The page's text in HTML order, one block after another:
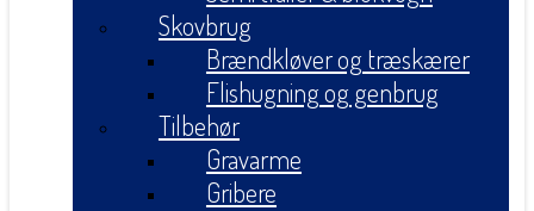
Skovbrug
Brændkløver og træskærer
Flishugning og genbrug
Tilbehør
Gravarme
Gribere